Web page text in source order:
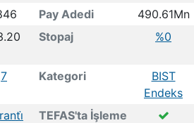
Pay Adedi
490.61Mn
Stopaj %0
7 Kategori
BIST
Endeks
TEFAS'ta İşleme